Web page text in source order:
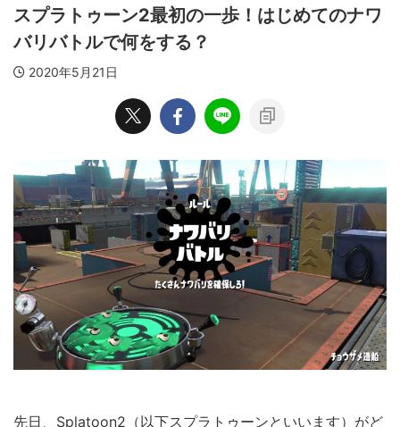
スプラトゥーン2最初の一歩！はじめてのナワ
バリバトルで何をする？
2020年5月21日
先日、Splatoon2（以下スプラトゥーンといいます）がど